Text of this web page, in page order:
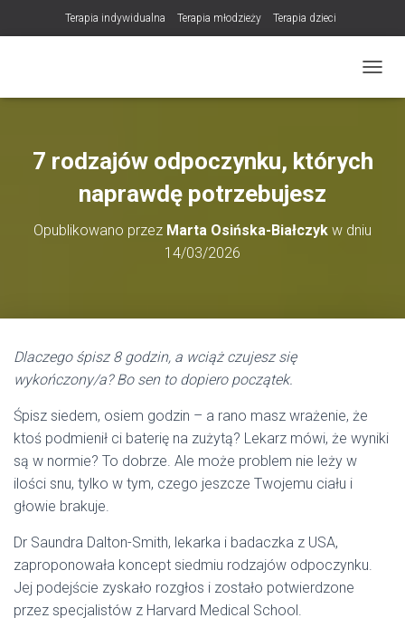
Terapia indywidualna Terapia młodzieży Terapia dzieci
NOWOŚĆ! Trening Komunikacji dla Par
LET Me Go! – Ekspresowa Terapia Lęku (IET) Cart
Konsultacje rodzicielskie
7 rodzajów odpoczynku, których
naprawdę potrzebujesz
Opublikowano przez Marta Osińska-Białczyk w dniu
14/03/2026
Dlaczego śpisz 8 godzin, a wciąż czujesz się
wykończony/a? Bo sen to dopiero początek.
Śpisz siedem, osiem godzin – a rano masz wrażenie, że
ktoś podmienił ci baterię na zużytą? Lekarz mówi, że wyniki
są w normie? To dobrze. Ale może problem nie leży w
ilości snu, tylko w tym, czego jeszcze Twojemu ciału i
głowie brakuje.
Dr Saundra Dalton-Smith, lekarka i badaczka z USA,
zaproponowała koncept siedmiu rodzajów odpoczynku.
Jej podejście zyskało rozgłos i zostało potwierdzone
przez specjalistów z Harvard Medical School.